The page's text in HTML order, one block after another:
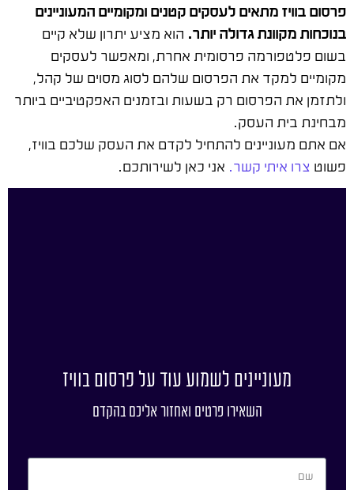
פרסום בוויז מתאים לעסקים קטנים ומקומיים המעוניינים
בנוכחות מקוונת גדולה יותר. הוא מציע יתרון שלא קיים
בשום פלטפורמה פרסומית אחרת, ומאפשר לעסקים
מקומיים למקד את הפרסום שלהם לסוג מסוים של קהל,
ולתזמן את הפרסום רק בשעות ובזמנים האפקטיביים ביותר
מבחינת בית העסק.
אם אתם מעוניינים להתחיל לקדם את העסק שלכם בוויז,
פשוט צרו איתי קשר. אני כאן לשירותכם.
מעוניינים לשמוע עוד על פרסום בוויז
השאירו פרטים ואחזור אליכם בהקדם